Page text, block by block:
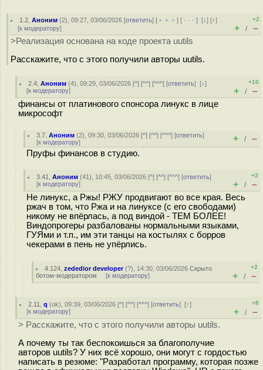
1.2 ,Аноним (2), 09:27, 03/06/2026 [ответить] [ ﹢﹢﹢] [ · · ·][↓] [↑]
[к модератору]
+2
+ / –
>Реализация основана на коде проекта uutils
Расскажите, что с этого получили авторы uutils.
2.4 ,Аноним (4), 09:29, 03/06/2026 [^] [^^] [^^^] [ответить][↓]
[к модератору]
+10
+ / –
финансы от платинового спонсора линукс в лице
микрософт
3.7 ,Аноним (2), 09:30, 03/06/2026 [^] [^^] [^^^] [ответить]
[к модератору] + / –
Пруфы финансов в студию.
3.41 ,Аноним (41), 10:45, 03/06/2026 [^] [^^] [^^^] [ответить]
[к модератору]
+2
+ / –
Не линукс, а Ржы! РЖУ продвигают во все края. Весь
ржач в том, что Ржа и на линуксе (с его свободами)
никому не впёрлась, а под виндой - ТЕМ БОЛЕЕ!
Виндопрогеры разбалованы нормальными языками,
ГУЯми и т.п., им эти танцы на костылях с борров
чекерами в пень не упёрлись.
4.124 ,zededior developer(?), 14:30, 03/06/2026Скрыто
ботом-модератором [к модератору]
+2
+ / –
2.11 ,q (ok), 09:39, 03/06/2026 [^] [^^] [^^^] [ответить][↑]
[к модератору]
+8
+ / –
> Расскажите, что с этого получили авторы uutils.
А почему ты так беспокоишься за благополучие
авторов uutils? У них всё хорошо, они могут с гордостью
написать в резюме: "Разработал программу, которая позже